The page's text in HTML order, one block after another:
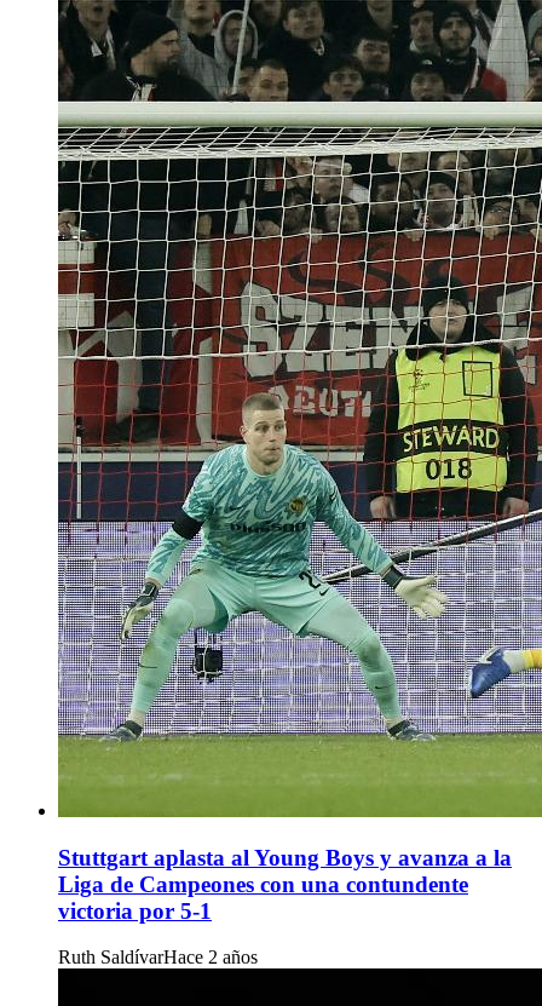
Stuttgart aplasta al Young Boys y avanza a la
Liga de Campeones con una contundente
victoria por 5-1
Ruth SaldívarHace 2 años